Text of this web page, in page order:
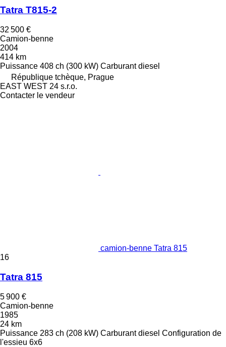
Tatra T815-2
32 500 €
Camion-benne
2004
414 km
Puissance 408 ch (300 kW) Carburant diesel
République tchèque, Prague
EAST WEST 24 s.r.o.
Contacter le vendeur
camion-benne Tatra 815
16
Tatra 815
5 900 €
Camion-benne
1985
24 km
Puissance 283 ch (208 kW) Carburant diesel Configuration de
l'essieu 6x6